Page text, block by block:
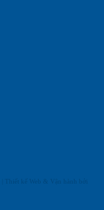
| Thiết kế Web & Vận hành bởi